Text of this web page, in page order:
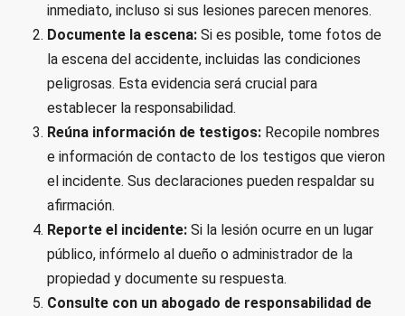
inmediato, incluso si sus lesiones parecen menores.
Documente la escena: Si es posible, tome fotos de
la escena del accidente, incluidas las condiciones
peligrosas. Esta evidencia será crucial para
establecer la responsabilidad.
Reúna información de testigos: Recopile nombres
e información de contacto de los testigos que vieron
el incidente. Sus declaraciones pueden respaldar su
afirmación.
Reporte el incidente: Si la lesión ocurre en un lugar
público, infórmelo al dueño o administrador de la
propiedad y documente su respuesta.
Consulte con un abogado de responsabilidad de